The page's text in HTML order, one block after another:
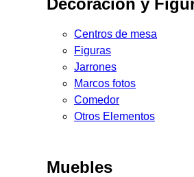
Centros de mesa
Figuras
Jarrones
Marcos fotos
Comedor
Otros Elementos
Muebles